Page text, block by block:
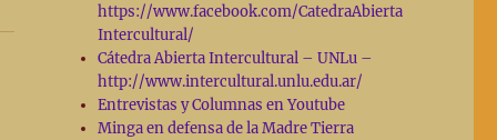
https://www.facebook.com/CatedraAbierta
Intercultural/
Cátedra Abierta Intercultural – UNLu –
http://www.intercultural.unlu.edu.ar/
Entrevistas y Columnas en Youtube
Minga en defensa de la Madre Tierra